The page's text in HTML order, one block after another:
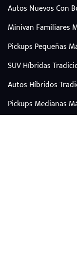
Autos Nuevos Con
Minivan Familiares
Pickups Pequeñas
SUV Híbridas
Autos Híbridos
Pickups Medianas